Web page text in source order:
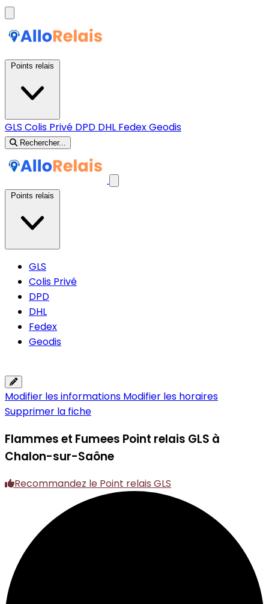
GLS Colis Privé DPD DHL FedexGeodis
Rechercher...
GLS
Colis Privé
DPD
DHL
Fedex
Geodis
Modifier les informations Modifier les horaires
Supprimer la fiche
Flammes et Fumees Point relais GLS à
Chalon-sur-Saône
Recommandez le Point relais GLS